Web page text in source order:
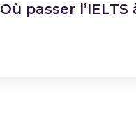
Où passer l’IELTS